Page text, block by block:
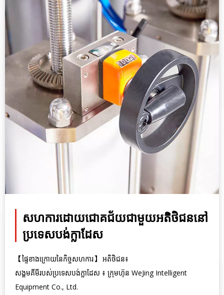
សហការដោយជោគជ័យជាមួយអតិថិជននៅ
ប្រទេសបង់ក្លាដែស
【ផ្ទៃខាងក្រោយនៃកិច្ចសហការ】 អតិថិជន៖
សង្គមគីមីរបស់ប្រទេសបង់ក្លាដែស ៖ ក្រុមហ៊ុន WeJing Intelligent
Equipment Co., Ltd.